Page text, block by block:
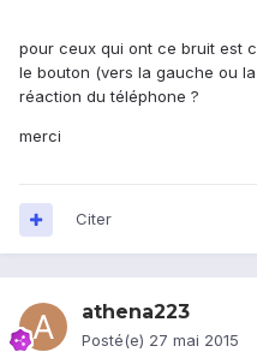
pour ceux qui ont ce bruit est
le bouton (vers la gauche ou
réaction du téléphone ?
merci
Citer
athena223
Posté(e) 27 mai 2015